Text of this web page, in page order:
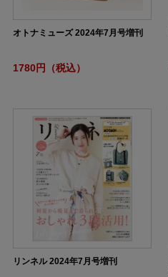
オトナミューズ 2024年7月号増刊
1780円（税込）
リンネル 2024年7月号増刊